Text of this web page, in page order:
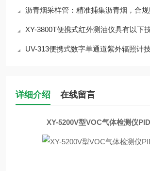
沥青烟采样管：精准捕集沥青烟，合
XY-3800T便携式红外测油仪具有以下技术
UV-313便携式数字单通道紫外辐照计
详细介绍 在线留言
XY-5200V型VOC气体检测仪